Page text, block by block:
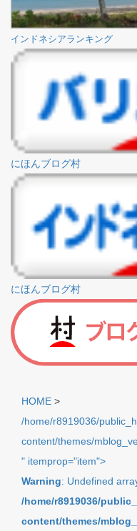
インドネシアランキング
にほんブログ村
にほんブログ村
HOME >
/home/r8919036/
content/themes/
" itemprop="item">
Warning: Undefined
/home/r8919036/
content/themes/